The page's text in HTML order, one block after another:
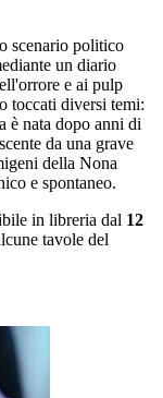
scenario politico
un diario
e ai pulp
toccati diversi temi:
è nata dopo anni di
da una grave
della Nona
e spontaneo.
in libreria dal 12
tavole del